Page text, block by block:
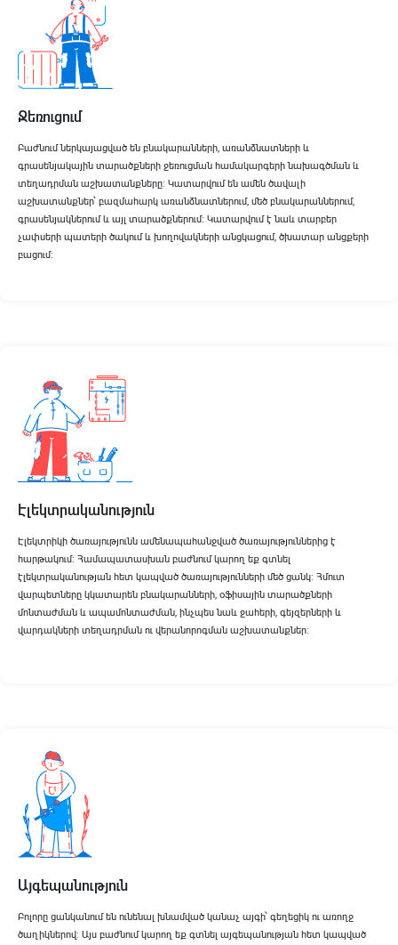
Ջեռուցում
Բաժնում ներկայացված են բնակարանների, առանձնատների և
գրասենյակային տարածքների ջեռուցման համակարգերի նախագծման և
տեղադրման աշխատանքները։ Կատարվում են ամեն ծավալի
աշխատանքներ՝ բազմահարկ առանձնատներում, մեծ բնակարաններում,
գրասենյակներում և այլ տարածքներում։ Կատարվում է նաև տարբեր
չափսերի պատերի ծակում և խողովակների անցկացում, ծխատար անցքերի
բացում:
Էլեկտրականություն
Էլեկտրիկի ծառայությունն ամենապահանջված ծառայություններից է
հարթակում։ Համապատասխան բաժնում կարող եք գտնել
էլեկտրականության հետ կապված ծառայությունների մեծ ցանկ։ Հմուտ
վարպետները կկատարեն բնակարանների, օֆիսային տարածքների
մոնտաժման և ապամոնտաժման, ինչպես նաև ջահերի, գեյզերների և
վարդակների տեղադրման ու վերանորոգման աշխատանքներ։
Այգեպանություն
Բոլորը ցանկանում են ունենալ խնամված կանաչ այգի՝ գեղեցիկ ու առողջ
ծաղիկներով։ Այս բաժնում կարող եք գտնել այգեպանության հետ կապված